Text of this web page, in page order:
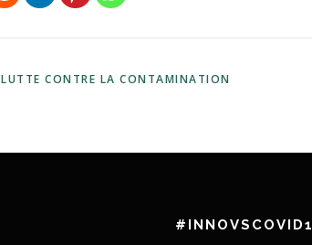
LUTTE CONTRE LA CONTAMINATION